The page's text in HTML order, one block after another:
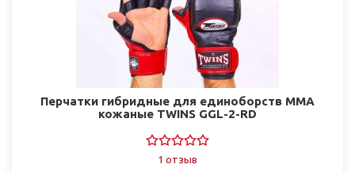
Перчатки гибридные для единоборств ММА
кожаные TWINS GGL-2-RD
1 отзыв